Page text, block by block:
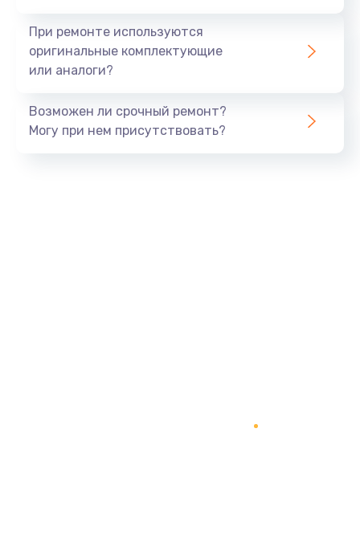
Заказать
1060 руб.
При ремонте используются
оригинальные комплектующие
или аналоги?
Возможен ли срочный ремонт?
Могу при нем присутствовать?